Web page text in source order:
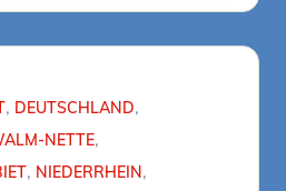
DEUTSCHLAND
NETTE
NIEDERRHEIN